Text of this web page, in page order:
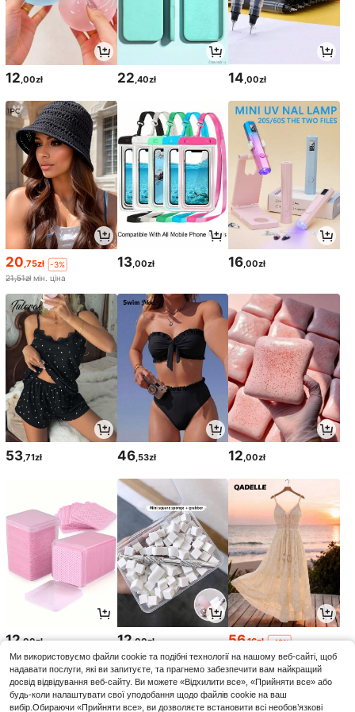
12,00zł 22,40zł 14,00zł
20,75zł
-3%
21,51zł мін. ціна
13,00zł 16,00zł
53 ,71zł 46,53zł 12 ,00zł
12,00zł 12,00zł 56,16zł -48%
108,00zł мін. ціна
Ми використовуємо файли cookie та подібні технології на нашому веб-сайті, щоб
надавати послуги, які ви запитуєте, та прагнемо забезпечити вам найкращий
досвід відвідування веб-сайту. Ви можете «Відхилити все», «Прийняти все» або
будь-коли налаштувати свої уподобання щодо файлів cookie на ваш
вибір.Обираючи «Прийняти все», ви дозволяєте встановити всі необов’язкові